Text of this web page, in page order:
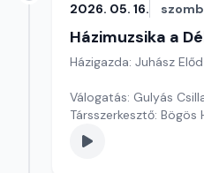
2026. 05. 16.
Házimuzsika a
Házigazda: Juhász Előd
Válogatás: Gulyás
Társszerkesztő: Bögös